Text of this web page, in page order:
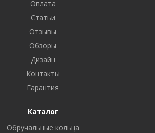
Оплата
Статьи
Отзывы
Обзоры
Дизайн
Контакты
Гарантия
Каталог
Обручальные кольца